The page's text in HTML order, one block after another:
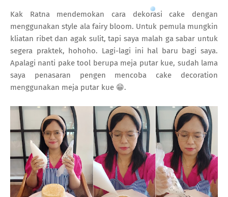
Kak Ratna mendemokan cara dekorasi cake dengan
menggunakan style ala fairy bloom. Untuk pemula mungkin
kliatan ribet dan agak sulit, tapi saya malah ga sabar untuk
segera praktek, hohoho. Lagi-lagi ini hal baru bagi saya.
Apalagi nanti pake tool berupa meja putar kue, sudah lama
saya penasaran pengen mencoba cake decoration
menggunakan meja putar kue 😁.